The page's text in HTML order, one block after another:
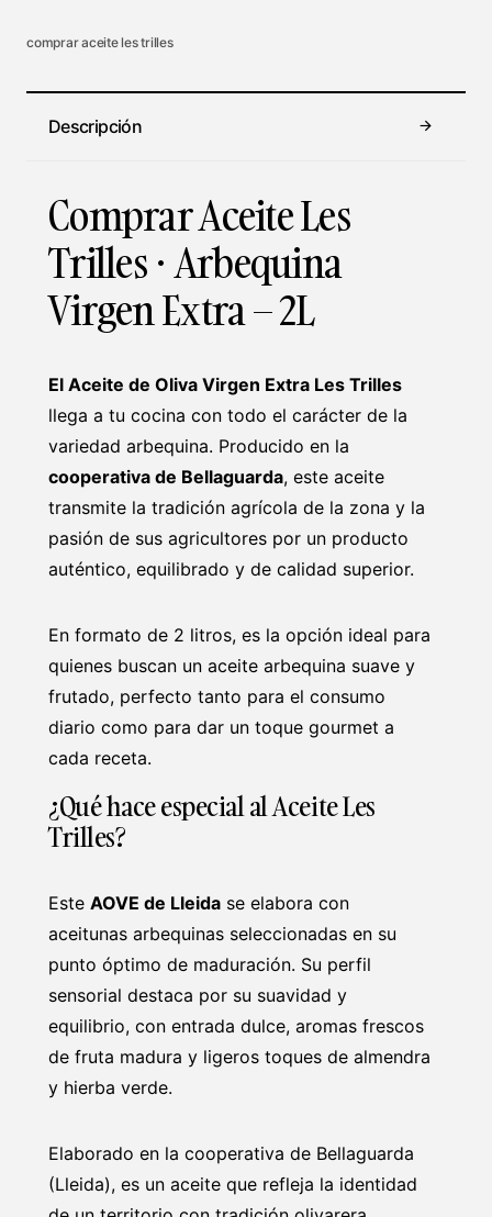
comprar aceite les trilles
Descripción
Comprar Aceite Les
Trilles · Arbequina
Virgen Extra – 2L
El Aceite de Oliva Virgen Extra Les Trilles
llega a tu cocina con todo el carácter de la
variedad arbequina. Producido en la
cooperativa de Bellaguarda, este aceite
transmite la tradición agrícola de la zona y la
pasión de sus agricultores por un producto
auténtico, equilibrado y de calidad superior.
En formato de 2 litros, es la opción ideal para
quienes buscan un aceite arbequina suave y
frutado, perfecto tanto para el consumo
diario como para dar un toque gourmet a
cada receta.
¿Qué hace especial al Aceite Les
Trilles?
Este AOVE de Lleida se elabora con
aceitunas arbequinas seleccionadas en su
punto óptimo de maduración. Su perfil
sensorial destaca por su suavidad y
equilibrio, con entrada dulce, aromas frescos
de fruta madura y ligeros toques de almendra
y hierba verde.
Elaborado en la cooperativa de Bellaguarda
(Lleida), es un aceite que refleja la identidad